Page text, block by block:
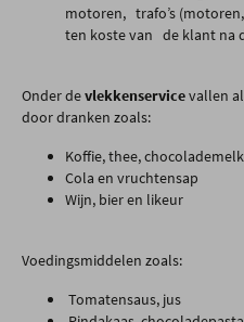
motoren, trafo’s
ten koste van de klant na
Onder devlekkenservicevallen
door dranken zoals:
Koffie, thee, chocolademelk
Cola en vruchtensap
Wijn, bier en likeur
Voedingsmiddelen zoals:
Tomatensaus, jus